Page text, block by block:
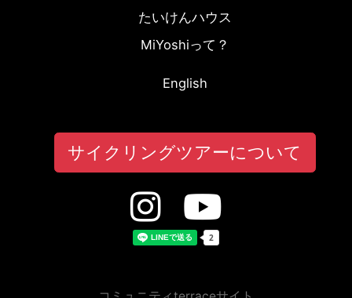
たいけんハウス
MiYoshiって？
English
サイクリングツアーについて